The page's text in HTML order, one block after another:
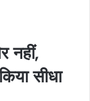
नहीं,
सीधा